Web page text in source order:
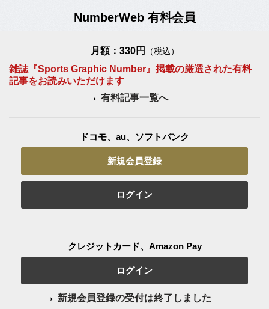
NumberWeb 有料会員
月額：330円 （税込）
雑誌『Sports Graphic Number』掲載の厳選された有料
記事をお読みいただけます
有料記事一覧へ
ドコモ、au、ソフトバンク
新規会員登録
ログイン
クレジットカード、Amazon Pay
ログイン
新規会員登録の受付は終了しました